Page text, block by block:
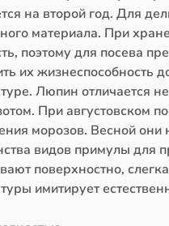
на второй год. Для
материала. При
поэтому для посева
их жизнеспособность
Люпин отличается
При августовском
морозов. Весной
видов примулы для
поверхностно,
имитирует